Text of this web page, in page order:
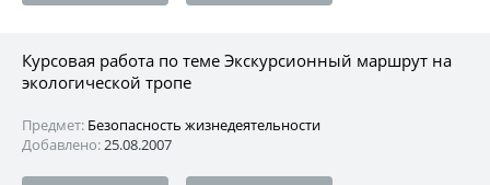
Курсовая работа по теме Экскурсионный маршрут на
экологической тропе
Предмет: Безопасность жизнедеятельности
Добавлено:25.08.2007